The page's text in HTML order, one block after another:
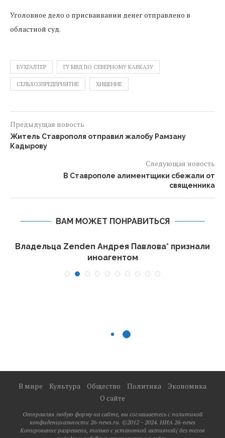
Уголовное дело о присваивании денег отправлено в
областной суд.
БУХГАЛТЕР ГУ МВД ПО СЕВЕРНОМУ КАВКАЗУ
СЕЛЬХОЗПРЕДПРИЯТИЕ ХИЩЕНИЕ
Предыдущая новость
Житель Ставрополя отправил жалобу Рамзану
Кадырову
Следующая новость
В Ставрополе алиментщики сбежали от
священника
ВАМ МОЖЕТ ПОНРАВИТЬСЯ
Владельца Zenden Андрея Павлова* признали
иноагентом
В мире Культура Общество Политика
Экономика
О сайте
Отправляя любую форму на сайте, вы соглашаетесь с политикой
конфиденциальности 26-news.ru. ©2012 - 2024. НИА 26-news
Копирование разрешено, только с установкой активной( без тегов